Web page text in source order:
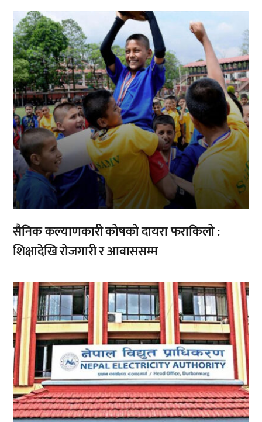
,
सैनिक कल्याणकारी कोषको दायरा फराकिलो :
शिक्षादेखि रोजगारी र आवाससम्म
,